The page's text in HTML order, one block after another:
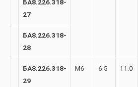
БА8.226.318-
27
БА8.226.318-
28
БА8.226.318-
29
М6 6.5 11.0